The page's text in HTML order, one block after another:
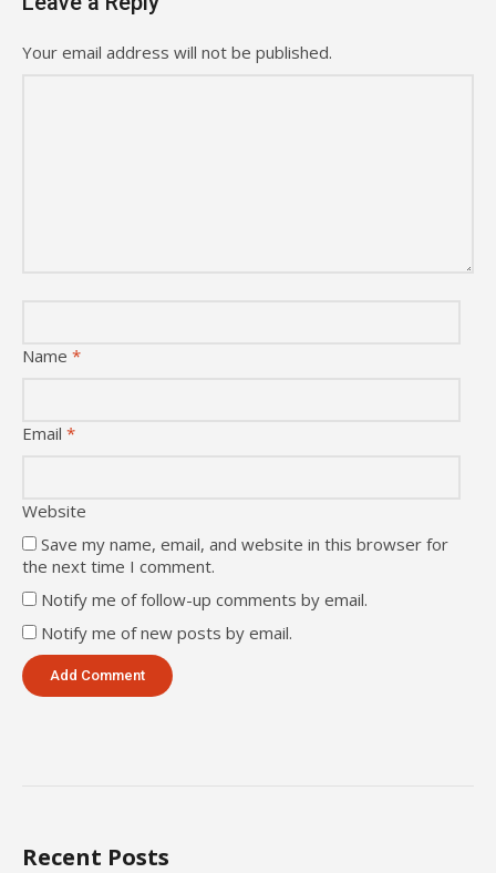
Your email address will not be published.
Name *
Email *
Website
Save my name, email, and website in this browser for
the next time I comment.
Notify me of follow-up comments by email.
Notify me of new posts by email.
Recent Posts